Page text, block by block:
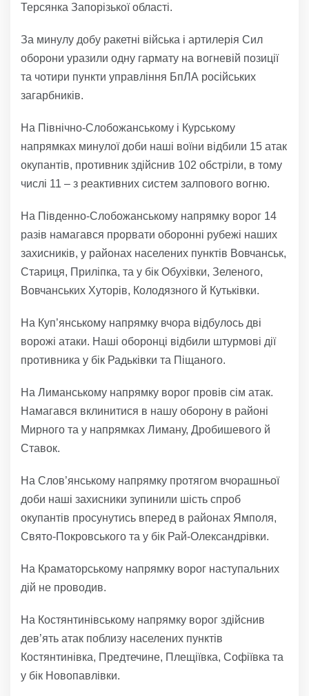
Терсянка Запорізької області.
За минулу добу ракетні війська і артилерія Сил
оборони уразили одну гармату на вогневій позиції
та чотири пункти управління БпЛА російських
загарбників.
На Північно-Слобожанському і Курському
напрямках минулої доби наші воїни відбили 15 атак
окупантів, противник здійснив 102 обстріли, в тому
числі 11 – з реактивних систем залпового вогню.
На Південно-Слобожанському напрямку ворог 14
разів намагався прорвати оборонні рубежі наших
захисників, у районах населених пунктів Вовчанськ,
Стариця, Приліпка, та у бік Обухівки, Зеленого,
Вовчанських Хуторів, Колодязного й Кутьківки.
На Куп’янському напрямку вчора відбулось дві
ворожі атаки. Наші оборонці відбили штурмові дії
противника у бік Радьківки та Піщаного.
На Лиманському напрямку ворог провів сім атак.
Намагався вклинитися в нашу оборону в районі
Мирного та у напрямках Лиману, Дробишевого й
Ставок.
На Слов’янському напрямку протягом вчорашньої
доби наші захисники зупинили шість спроб
окупантів просунутись вперед в районах Ямполя,
Свято-Покровського та у бік Рай-Олександрівки.
На Краматорському напрямку ворог наступальних
дій не проводив.
На Костянтинівському напрямку ворог здійснив
дев’ять атак поблизу населених пунктів
Костянтинівка, Предтечине, Плещіївка, Софіївка та
у бік Новопавлівки.